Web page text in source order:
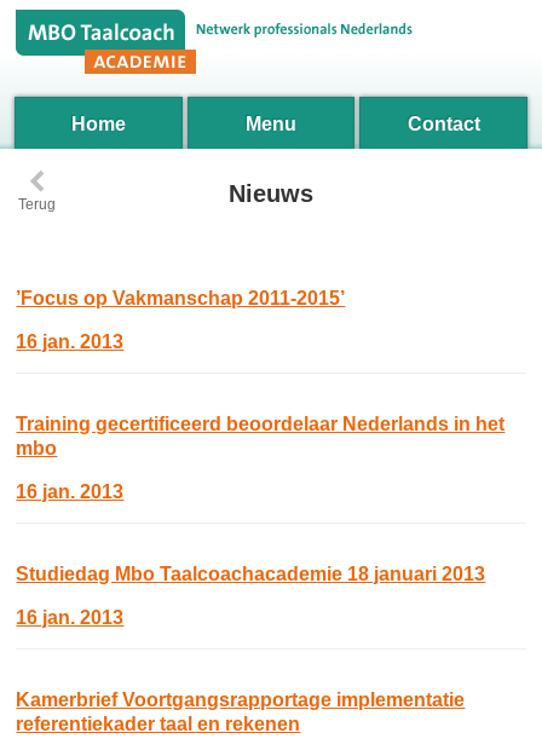
Home Menu Contact
‹
Terug Nieuws
’Focus op Vakmanschap 2011-2015’
16 jan. 2013
Training gecertificeerd beoordelaar Nederlands in het
mbo
16 jan. 2013
Studiedag Mbo Taalcoachacademie 18 januari 2013
16 jan. 2013
Kamerbrief Voortgangsrapportage implementatie
referentiekader taal en rekenen